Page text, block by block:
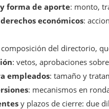
forma de aporte: monto,
económicos:
composición del directorio,
: vetos, aprobaciones
empleados: tamaño y
: mecanismos en
y plazos de cierre: due